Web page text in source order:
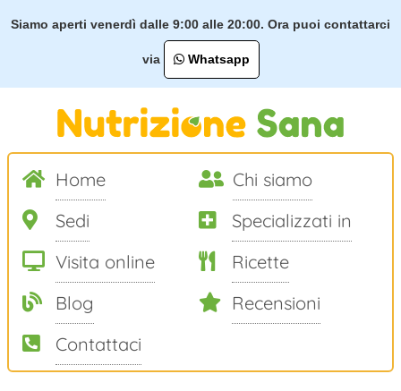
Siamo aperti venerdì dalle 9:00 alle 20:00. Ora puoi contattarci
via Whatsapp
Home
Chi siamo
Sedi
Specializzati in
Visita online
Ricette
Blog
Recensioni
Contattaci